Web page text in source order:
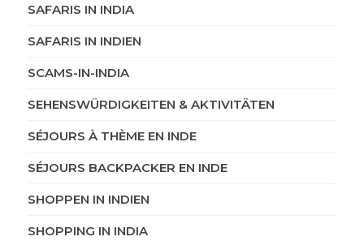
SAFARIS IN INDIA
SAFARIS IN INDIEN
SCAMS-IN-INDIA
SEHENSWÜRDIGKEITEN & AKTIVITÄTEN
SÉJOURS À THÈME EN INDE
SÉJOURS BACKPACKER EN INDE
SHOPPEN IN INDIEN
SHOPPING IN INDIA